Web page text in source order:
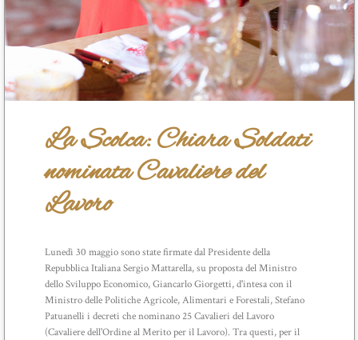
La Scolca: Chiara Soldati
nominata Cavaliere del
Lavoro
Lunedì 30 maggio sono state firmate dal Presidente della
Repubblica Italiana Sergio Mattarella, su proposta del Ministro
dello Sviluppo Economico, Giancarlo Giorgetti, d'intesa con il
Ministro delle Politiche Agricole, Alimentari e Forestali, Stefano
Patuanelli i decreti che nominano 25 Cavalieri del Lavoro
(Cavaliere dell'Ordine al Merito per il Lavoro). Tra questi, per il